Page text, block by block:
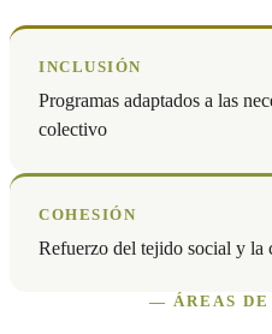
INCLUSIÓN
Programas adaptados a las
colectivo
COHESIÓN
Refuerzo del tejido social y la
— ÁREAS DE